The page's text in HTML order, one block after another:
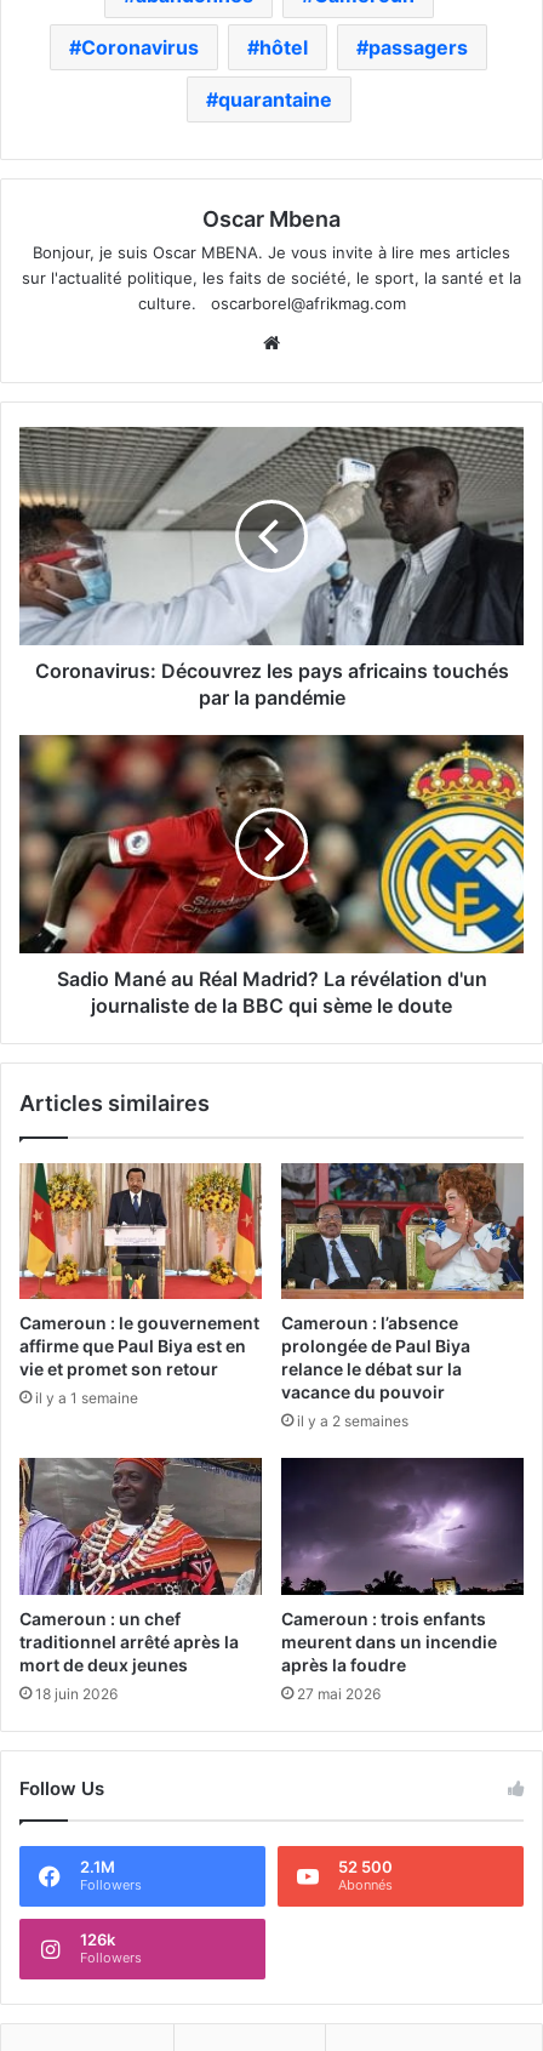
Coronavirus hôtel passagers
quarantaine
Oscar Mbena
Bonjour, je suis Oscar MBENA. Je vous invite à lire mes articles
sur l'actualité politique, les faits de société, le sport, la santé et la
culture. oscarborel@afrikmag.com
Coronavirus: Découvrez les pays africains touchés
par la pandémie
Sadio Mané au Réal Madrid? La révélation d'un
journaliste de la BBC qui sème le doute
Articles similaires
Cameroun : le gouvernement
affirme que Paul Biya est en
vie et promet son retour
il y a 1 semaine
Cameroun : l’absence
prolongée de Paul Biya
relance le débat sur la
vacance du pouvoir
il y a 2 semaines
Cameroun : un chef
traditionnel arrêté après la
mort de deux jeunes
18 juin 2026
Cameroun : trois enfants
meurent dans un incendie
après la foudre
27 mai 2026
Follow Us
2.1M
Followers
52 500
Abonnés
126k
Followers